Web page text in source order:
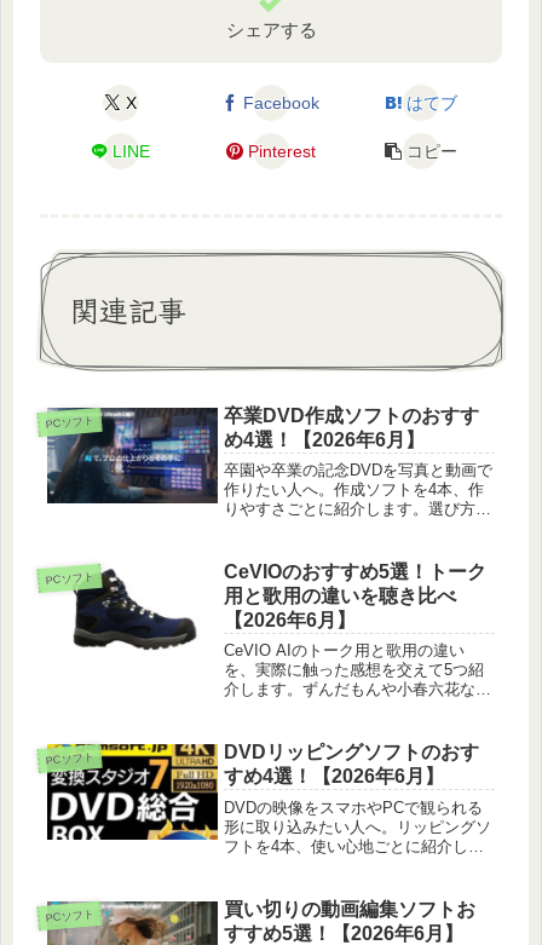
シェアする
X Facebook はてブ
LINE Pinterest コピー
関連記事
PCソフト
卒業DVD作成ソフトのおすす
め4選！【2026年6月】
卒園や卒業の記念DVDを写真と動画で
作りたい人へ。作成ソフトを4本、作
りやすさごとに紹介します。選び方や
PCソフト
CeVIOのおすすめ5選！トーク
用と歌用の違いを聴き比べ
【2026年6月】
CeVIO AIのトーク用と歌用の違い
を、実際に触った感想を交えて5つ紹
介します。ずんだもんや小春六花など
PCソフト
DVDリッピングソフトのおす
すめ4選！【2026年6月】
DVDの映像をスマホやPCで観られる
形に取り込みたい人へ。リッピングソ
フトを4本、使い心地ごとに紹介しま
PCソフト
買い切りの動画編集ソフトお
すすめ5選！【2026年6月】